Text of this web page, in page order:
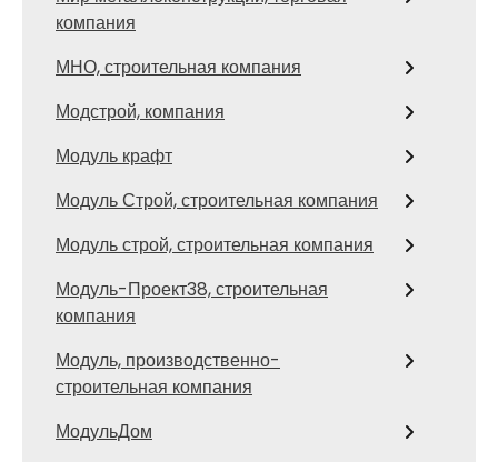
компания
МНО, строительная компания
Модстрой, компания
Модуль крафт
Модуль Строй, строительная компания
Модуль строй, строительная компания
Модуль-Проект38, строительная
компания
Модуль, производственно-
строительная компания
МодульДом